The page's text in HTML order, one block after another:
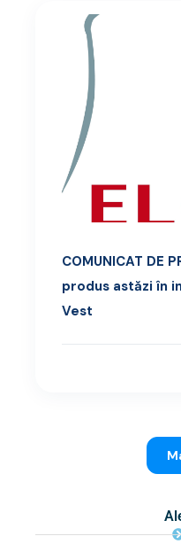
COMUNICAT DE
produs astăzi în
Vest